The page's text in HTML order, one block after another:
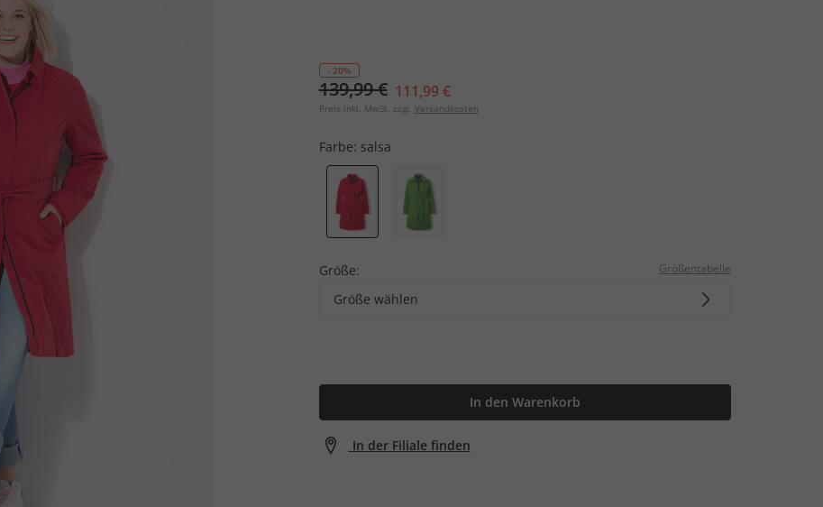
- 20%
139,99 € 111,99 €
Preis inkl. MwSt. zzgl. Versandkosten
Farbe: salsa
Größe: Größentabelle
Größe wählen
In den Warenkorb
In der Filiale finden